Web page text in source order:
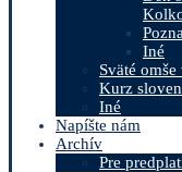
Iné
Sväté
Kurz
Iné
Napíšte nám
Archív
Pre